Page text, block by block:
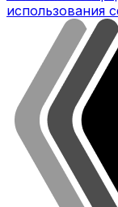
использования